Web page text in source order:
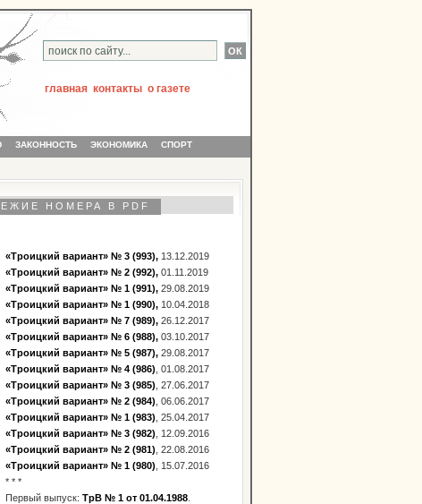
главная контакты о газете
ЗАКОННОСТЬ ЭКОНОМИКА
СПОРТ
НОМЕРА В PDF
«Троицкий вариант» № 3 (993), 13.12.2019
«Троицкий вариант» № 2 (992), 01.11.2019
«Троицкий вариант» № 1 (991), 29.08.2019
«Троицкий вариант» № 1 (990), 10.04.2018
«Троицкий вариант» № 7 (989), 26.12.2017
«Троицкий вариант» № 6 (988), 03.10.2017
«Троицкий вариант» № 5 (987), 29.08.2017
«Троицкий вариант» № 4 (986) , 01.08.2017
«Троицкий вариант» № 3 (985) , 27.06.2017
«Троицкий вариант» № 2 (984) , 06.06.2017
«Троицкий вариант» № 1 (983) , 25.04.2017
«Троицкий вариант» № 3 (982) , 12.09.2016
«Троицкий вариант» № 2 (981) , 22.08.2016
«Троицкий вариант» № 1 (980) , 15.07.2016
* * *
Первый выпуск: ТрВ № 1 от 01.04.1988